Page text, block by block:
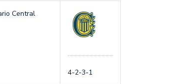
Central
4-2-3-1